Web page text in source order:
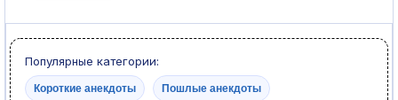
Популярные категории:
Короткие анекдоты Пошлые анекдоты